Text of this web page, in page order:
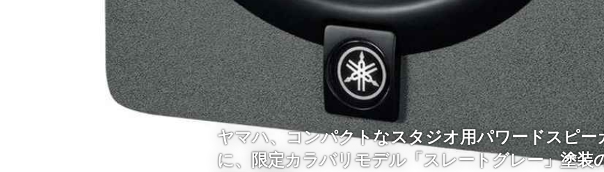
ヤマハ、コンパクトなスタジオ用パワードスピー
に、限定カラバリモデル「スレートグレー」塗装